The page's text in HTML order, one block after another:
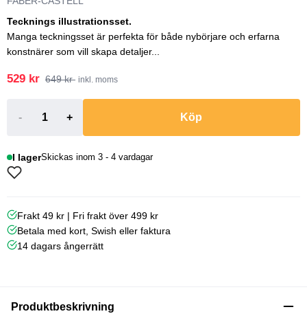
Tecknings illustrationsset.
Manga teckningsset är perfekta för både nybörjare och erfarna
konstnärer som vill skapa detaljer...
529 kr 649 kr inkl. moms
- + Köp
I lagerSkickas inom 3 - 4 vardagar
Frakt 49 kr | Fri frakt över 499 kr
Betala med kort, Swish eller faktura
14 dagars ångerrätt
Produktbeskrivning